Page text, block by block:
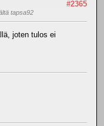
#2365
tapsa92
joten tulos ei